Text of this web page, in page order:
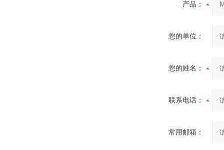
产品：
您的单位：
您的姓名：
联系电话：
常用邮箱：